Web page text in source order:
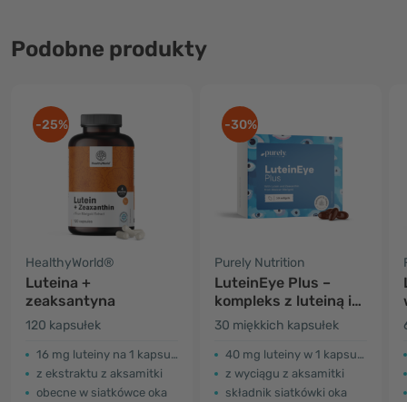
Podobne produkty
-25%
HealthyWorld®
Luteina +
zeaksantyna
120 kapsułek
16 mg luteiny na 1 kapsułkę
z ekstraktu z aksamitki
obecne w siatkówce oka
-30%
Purely Nutrition
LuteinEye Plus –
kompleks z luteiną i
zeaksantyną
30 miękkich kapsułek
40 mg luteiny w 1 kapsułce
z wyciągu z aksamitki
składnik siatkówki oka